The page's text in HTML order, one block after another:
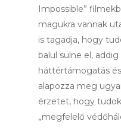
Impossible”
magukra vannak
is tagadja, hogy
balul sülne el,
háttértámogatás
alapozza meg
érzetet, hogy
„megfelelő